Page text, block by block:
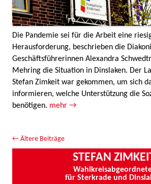
Die Pandemie sei für die Arbeit eine
Herausforderung, beschrieben die
Geschäftsführerinnen Alexandra
Mehring die Situation in Dinslaken. Der
Stefan Zimkeit war gekommen, um sich
informieren, welche Unterstützung die
benötigen. mehr →
Beitrags-Navigation
← Ältere Beiträge
STEFAN
für Sterkrade und